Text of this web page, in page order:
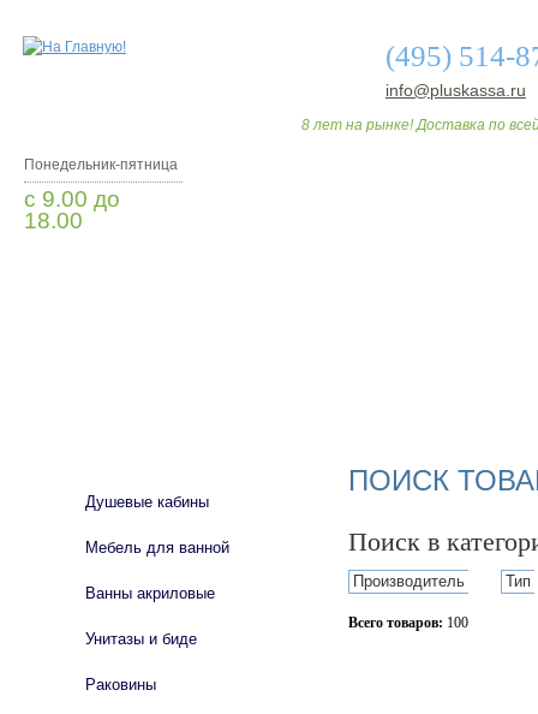
(495) 514-
info@pluskassa.ru
8 лет на рынке! Доставка по
Понедельник-пятница
с 9.00 до
18.00
ПОИСК
Поиск в
Производитель Тип
Всего товаров: 100
Душевые кабины
Мебель для ванной
Ванны акриловые
Унитазы и биде
Раковины